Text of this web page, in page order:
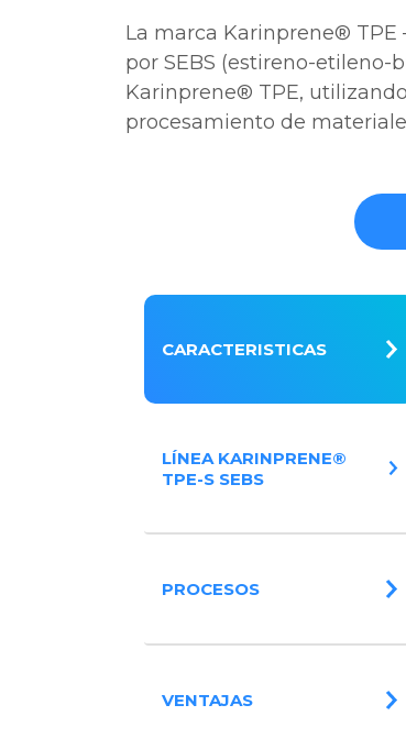
La marca Karinprene®
por SEBS (estireno-
Karinprene® TPE,
procesamiento de
CARACTERISTICAS
LÍNEA KARINPRENE®
TPE-S SEBS
PROCESOS
VENTAJAS